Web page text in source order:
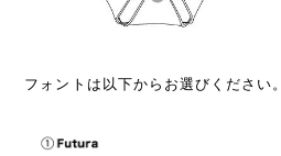
フォントは以下からお選びください。